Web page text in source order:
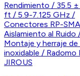
JIROUS